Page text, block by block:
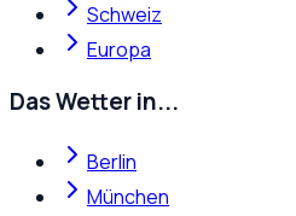
Schweiz
Europa
Das Wetter in...
Berlin
München